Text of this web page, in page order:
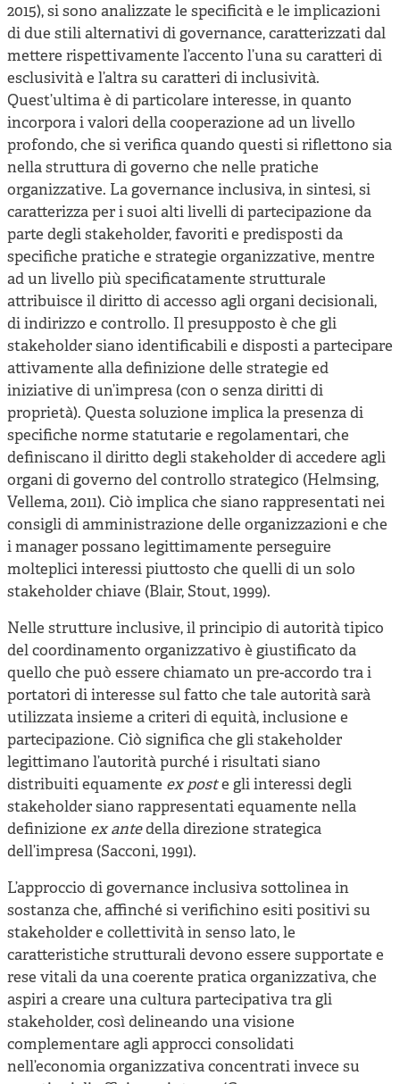
2015), si sono analizzate le specificità e le implicazioni
di due stili alternativi di governance, caratterizzati dal
mettere rispettivamente l’accento l’una su caratteri di
esclusività e l’altra su caratteri di inclusività.
Quest’ultima è di particolare interesse, in quanto
incorpora i valori della cooperazione ad un livello
profondo, che si verifica quando questi si riflettono sia
nella struttura di governo che nelle pratiche
organizzative. La governance inclusiva, in sintesi, si
caratterizza per i suoi alti livelli di partecipazione da
parte degli stakeholder, favoriti e predisposti da
specifiche pratiche e strategie organizzative, mentre
ad un livello più specificatamente strutturale
attribuisce il diritto di accesso agli organi decisionali,
di indirizzo e controllo. Il presupposto è che gli
stakeholder siano identificabili e disposti a partecipare
attivamente alla definizione delle strategie ed
iniziative di un’impresa (con o senza diritti di
proprietà). Questa soluzione implica la presenza di
specifiche norme statutarie e regolamentari, che
definiscano il diritto degli stakeholder di accedere agli
organi di governo del controllo strategico (Helmsing,
Vellema, 2011). Ciò implica che siano rappresentati nei
consigli di amministrazione delle organizzazioni e che
i manager possano legittimamente perseguire
molteplici interessi piuttosto che quelli di un solo
stakeholder chiave (Blair, Stout, 1999).
Nelle strutture inclusive, il principio di autorità tipico
del coordinamento organizzativo è giustificato da
quello che può essere chiamato un pre-accordo tra i
portatori di interesse sul fatto che tale autorità sarà
utilizzata insieme a criteri di equità, inclusione e
partecipazione. Ciò significa che gli stakeholder
legittimano l’autorità purché i risultati siano
distribuiti equamente ex poste gli interessi degli
stakeholder siano rappresentati equamente nella
definizione ex antedella direzione strategica
dell’impresa (Sacconi, 1991).
L’approccio di governance inclusiva sottolinea in
sostanza che, affinché si verifichino esiti positivi su
stakeholder e collettività in senso lato, le
caratteristiche strutturali devono essere supportate e
rese vitali da una coerente pratica organizzativa, che
aspiri a creare una cultura partecipativa tra gli
stakeholder, così delineando una visione
complementare agli approcci consolidati
nell’economia organizzativa concentrati invece su